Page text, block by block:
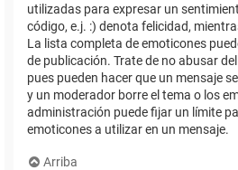
utilizadas para expresar un
código, e.j. :) denota felicidad,
La lista completa de emoticones
de publicación. Trate de no abusar
pues pueden hacer que un mensaje
y un moderador borre el tema o los
administración puede fijar un límite
emoticones a utilizar en un mensaje.
Arriba